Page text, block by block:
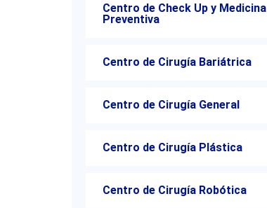
Centro de Check Up y Medicina
Preventiva
Centro de Cirugía Bariátrica
Centro de Cirugía General
Centro de Cirugía Plástica
Centro de Cirugía Robótica